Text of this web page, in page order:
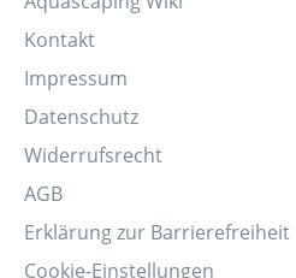
Kontakt
Impressum
Datenschutz
Widerrufsrecht
AGB
Erklärung zur Barrierefreiheit
Cookie-Einstellungen